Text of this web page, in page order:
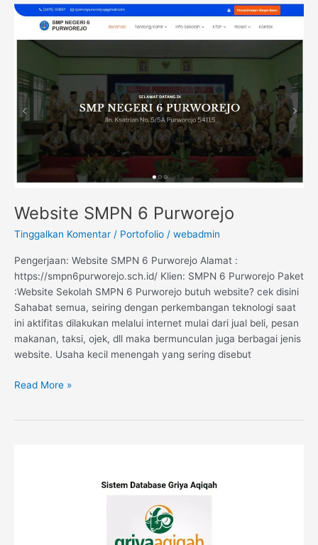
Website SMPN 6 Purworejo
Tinggalkan Komentar / Portofolio / webadmin
Pengerjaan: Website SMPN 6 Purworejo Alamat :
https://smpn6purworejo.sch.id/ Klien: SMPN 6 Purworejo Paket
:Website Sekolah SMPN 6 Purworejo butuh website? cek disini
Sahabat semua, seiring dengan perkembangan teknologi saat
ini aktifitas dilakukan melalui internet mulai dari jual beli, pesan
makanan, taksi, ojek, dll maka bermunculan juga berbagai jenis
website. Usaha kecil menengah yang sering disebut
Website
SMPN
6
Purworejo
Read More »